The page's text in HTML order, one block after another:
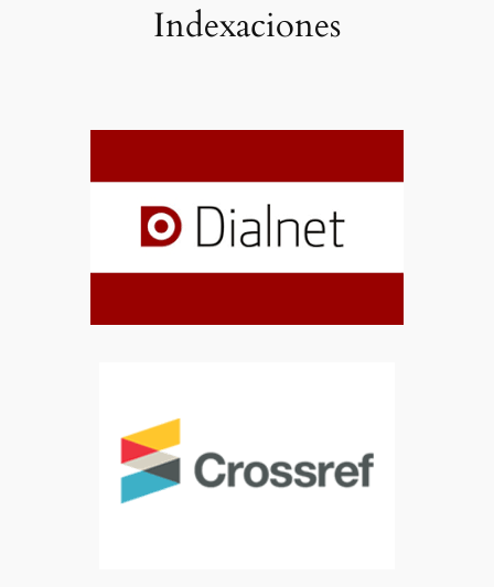
Indexaciones